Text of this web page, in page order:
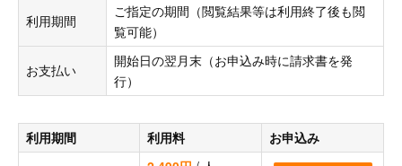
利用期間
ご指定の期間（閲覧結果等は利用終了後も閲
覧可能）
お支払い
開始日の翌月末（お申込み時に請求書を発
行）
利用期間 利用料 お申込み